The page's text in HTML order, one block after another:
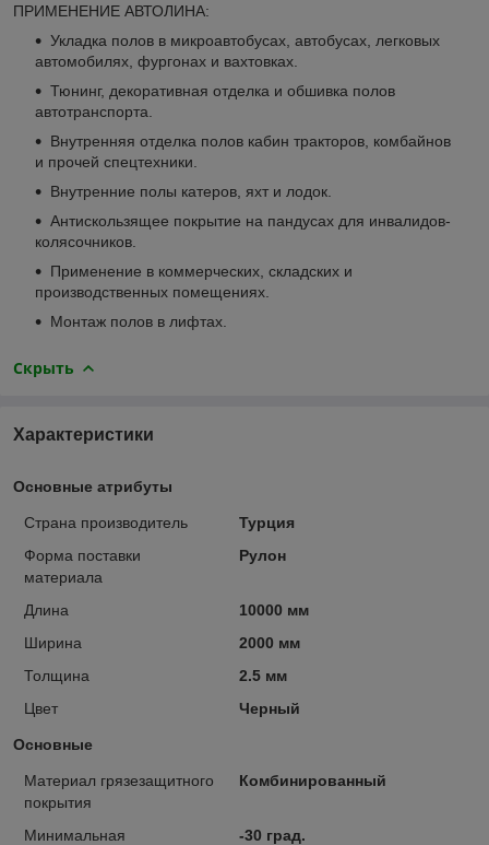
ПРИМЕНЕНИЕ АВТОЛИНА:
Укладка полов в микроавтобусах, автобусах, легковых
автомобилях, фургонах и вахтовках.
Тюнинг, декоративная отделка и обшивка полов
автотранспорта.
Внутренняя отделка полов кабин тракторов, комбайнов
и прочей спецтехники.
Внутренние полы катеров, яхт и лодок.
Антискользящее покрытие на пандусах для инвалидов-
колясочников.
Применение в коммерческих, складских и
производственных помещениях.
Монтаж полов в лифтах.
Скрыть
Характеристики
Основные атрибуты
Страна производитель
Турция
Форма поставки
материала
Рулон
Длина
10000 мм
Ширина
2000 мм
Толщина
2.5 мм
Цвет
Черный
Основные
Материал грязезащитного
покрытия
Комбинированный
Минимальная -30 град.